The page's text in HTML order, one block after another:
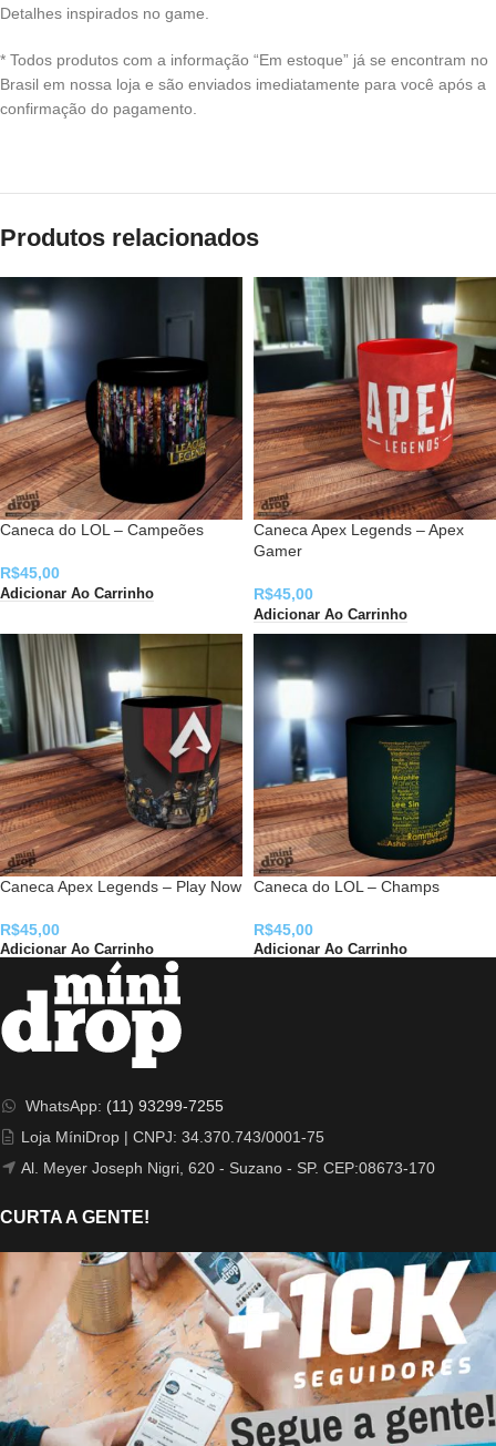
Detalhes inspirados no game.
* Todos produtos com a informação “Em estoque” já se encontram no
Brasil em nossa loja e são enviados imediatamente para você após a
confirmação do pagamento.
Produtos relacionados
Caneca do LOL – Campeões
R$45,00
Adicionar Ao Carrinho
Caneca Apex Legends – Apex
Gamer
R$45,00
Adicionar Ao Carrinho
Caneca Apex Legends – Play Now
R$45,00
Adicionar Ao Carrinho
Caneca do LOL – Champs
R$45,00
Adicionar Ao Carrinho
WhatsApp: (11) 93299-7255
Loja MíniDrop | CNPJ: 34.370.743/0001-75
Al. Meyer Joseph Nigri, 620 - Suzano - SP. CEP:08673-170
CURTA A GENTE!